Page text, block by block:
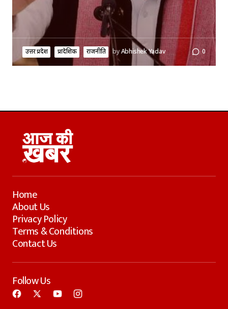
उत्तर प्रदेश प्रादेशिक राजनीति byAbhishek Yadav 0
Home
About Us
Privacy Policy
Terms & Conditions
Contact Us
Follow Us